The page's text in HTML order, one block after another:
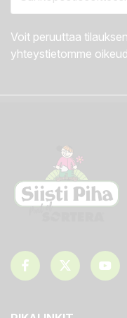
Voit peruuttaa
yhteystietomme